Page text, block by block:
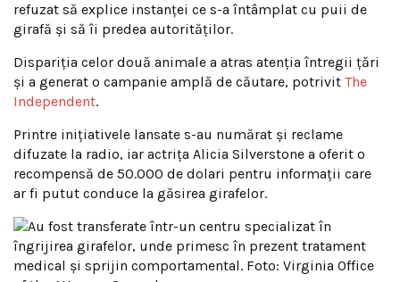
refuzat să explice instanței ce s-a întâmplat cu puii de
girafă și să îi predea autorităților.
Dispariția celor două animale a atras atenția întregii țări
și a generat o campanie amplă de căutare, potrivit The
Independent.
Printre inițiativele lansate s-au numărat și reclame
difuzate la radio, iar actrița Alicia Silverstone a oferit o
recompensă de 50.000 de dolari pentru informații care
ar fi putut conduce la găsirea girafelor.